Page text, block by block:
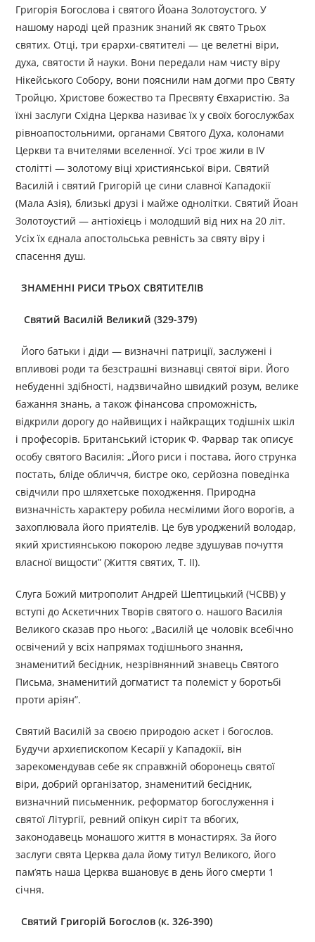
Григорія Богослова і святого Йоана Золотоустого. У
нашому народі цей празник знаний як свято Трьох
святих. Отці, три єрархи-святителі — це велетні віри,
духа, святости й науки. Вони передали нам чисту віру
Нікейського Собору, вони пояснили нам догми про Святу
Тройцю, Христове божество та Пресвяту Євхаристію. За
їхні заслуги Східна Церква називає їх у своїх богослужбах
рівноапостольними, органами Святого Духа, колонами
Церкви та вчителями вселенної. Усі троє жили в IV
столітті — золотому віці християнської віри. Святий
Василій і святий Григорій це сини славної Кападокії
(Мала Азія), близькі друзі і майже однолітки. Святий Йоан
Золотоустий — антіохієць і молодший від них на 20 літ.
Усіх їх єднала апостольська ревність за святу віру і
спасення душ.
ЗНАМЕННІ РИСИ ТРЬОХ СВЯТИТЕЛІВ
Святий Василій Великий (329-379)
Його батьки і діди — визначні патриції, заслужені і
впливові роди та безстрашні визнавці святої віри. Його
небуденні здібності, надзвичайно швидкий розум, велике
бажання знань, а також фінансова спроможність,
відкрили дорогу до найвищих і найкращих тодішніх шкіл
і професорів. Британський історик Ф. Фарвар так описує
особу святого Василія: „Його риси і постава, його струнка
постать, бліде обличчя, бистре око, серйозна поведінка
свідчили про шляхетське походження. Природна
визначність характеру робила несмілими його ворогів, а
захоплювала його приятелів. Це був уроджений володар,
який християнською покорою ледве здушував почуття
власної вищости” (Життя святих, Τ. II).
Слуга Божий митрополит Андрей Шептицький (ЧСВВ) у
вступі до Аскетичних Творів святого о. нашого Василія
Великого сказав про нього: „Василій це чоловік всебічно
освічений у всіх напрямах тодішнього знання,
знаменитий бесідник, незрівнянний знавець Святого
Письма, знаменитий догматист та полеміст у боротьбі
проти аріян”.
Святий Василій за своєю природою аскет і богослов.
Будучи архиєпископом Кесарії у Кападокії, він
зарекомендував себе як справжній оборонець святої
віри, добрий організатор, знаменитий бесідник,
визначний письменник, реформатор богослуження і
святої Літургії, ревний опікун сиріт та вбогих,
законодавець монашого життя в монастирях. За його
заслуги свята Церква дала йому титул Великого, його
пам’ять наша Церква вшановує в день його смерти 1
січня.
Святий Григорій Богослов (к. 326-390)